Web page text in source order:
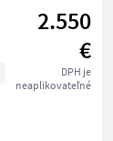
2.550
€
DPH je
neaplikovateľné